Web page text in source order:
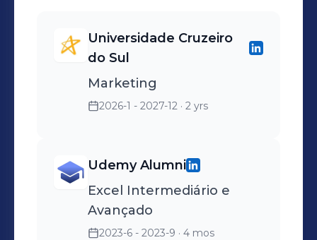
organização de
informações de clientes e
processos de atendimento;
Contribuição para a
Universidade Cruzeiro
do Sul
Marketing
2026-1 - 2027-12 · 2 yrs
Udemy Alumni
Excel Intermediário e
Avançado
2023-6 - 2023-9 · 4 mos